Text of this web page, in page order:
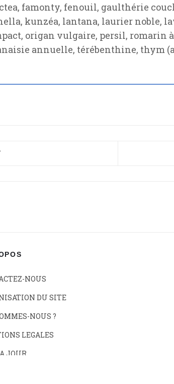
famonty, fenouil, gaulthérie
kunzéa, lantana, laurier noble,
origan vulgaire, persil, romarin
annuelle, térébenthine, thym
: BIEN CHOISIR SES
NOUS
DU SITE
NOUS ?
LEGALES
JOUR